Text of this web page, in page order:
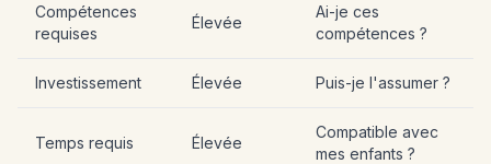
Compétences
requises
Élevée
Ai-je ces
compétences ?
Investissement Élevée Puis-je l'assumer ?
Temps requis Élevée
Compatible avec
mes enfants ?